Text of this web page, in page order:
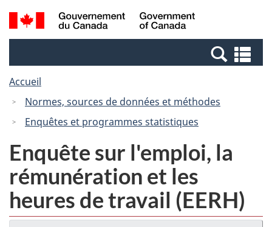
Passer
au
Passer
à
Canada
Recherche
et
et
Accueil
Normes, sources de données et méthodes
Enquêtes et programmes statistiques
Enquête sur l'emploi, la
rémunération et les
heures de travail (EERH)